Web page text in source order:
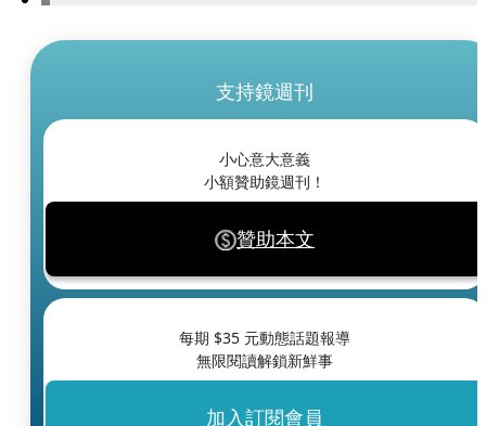
支持鏡週刊
小心意大意義
小額贊助鏡週刊！
贊助本文
每期 $35 元動態話題報導
無限閱讀解鎖新鮮事
加入訂閱會員